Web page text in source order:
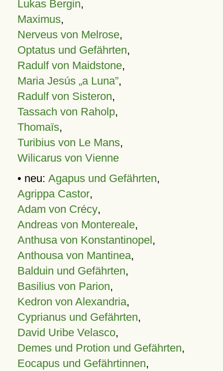
Lukas Bergin,
Maximus,
Nerveus von Melrose,
Optatus und Gefährten,
Radulf von Maidstone,
Maria Jesús „a Luna”,
Radulf von Sisteron,
Tassach von Raholp,
Thomaïs,
Turibius von Le Mans,
Wilicarus von Vienne
• neu: Agapus und Gefährten,
Agrippa Castor,
Adam von Crécy,
Andreas von Montereale,
Anthusa von Konstantinopel,
Anthousa von Mantinea,
Balduin und Gefährten,
Basilius von Parion,
Kedron von Alexandria,
Cyprianus und Gefährten,
David Uribe Velasco,
Demes und Protion und Gefährten,
Eocapus und Gefährtinnen,